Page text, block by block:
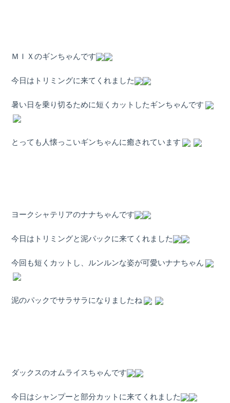
ＭＩＸのギンちゃんです
今日はトリミングに来てくれました
暑い日を乗り切るために短くカットしたギンちゃんです
とっても人懐っこいギンちゃんに癒されています
ヨークシャテリアのナナちゃんです
今日はトリミングと泥パックに来てくれました
今回も短くカットし、ルンルンな姿が可愛いナナちゃん
泥のパックでサラサラになりましたね
ダックスのオムライスちゃんです
今日はシャンプーと部分カットに来てくれました